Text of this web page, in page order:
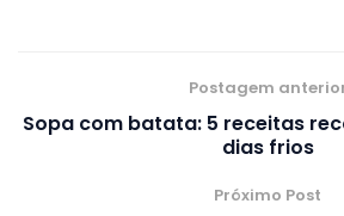
Postagem
Sopa com batata: 5 receitas
dias frios
Próximo Post